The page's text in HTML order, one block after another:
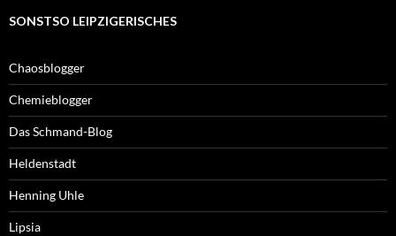
SONSTSO LEIPZIGERISCHES
Chaosblogger
Chemieblogger
Das Schmand-Blog
Heldenstadt
Henning Uhle
Lipsia